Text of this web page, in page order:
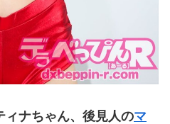
ィナちゃん、後見人のマ